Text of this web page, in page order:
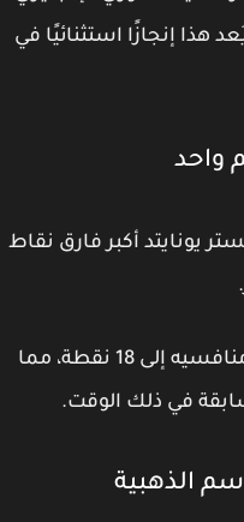
20 مرة، ويُعد هذا إنجازًا استثنائيًا في
مانشستر يونايتد أكبر فارق نقاط
حيث وصل الفارق بينه وبين أقرب منافسيه إلى 18 نقطة، مما
في ذلك الوقت.
الذهبية